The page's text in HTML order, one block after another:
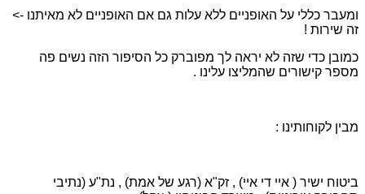
ומעבר כללי על האופניים ללא עלות גם אם האופניים לא מאיתנו ->
זה שירות !
כמובן כדי שזה לא יראה לך מפוברק כל הסיפור הזה נשים פה
מספר קישורים שהמליצו עלינו .
מבין לקוחותינו :
ביטוח ישיר ( איי די איי) , זק"א (רגע של אמת) , נת"ע (נתיבי